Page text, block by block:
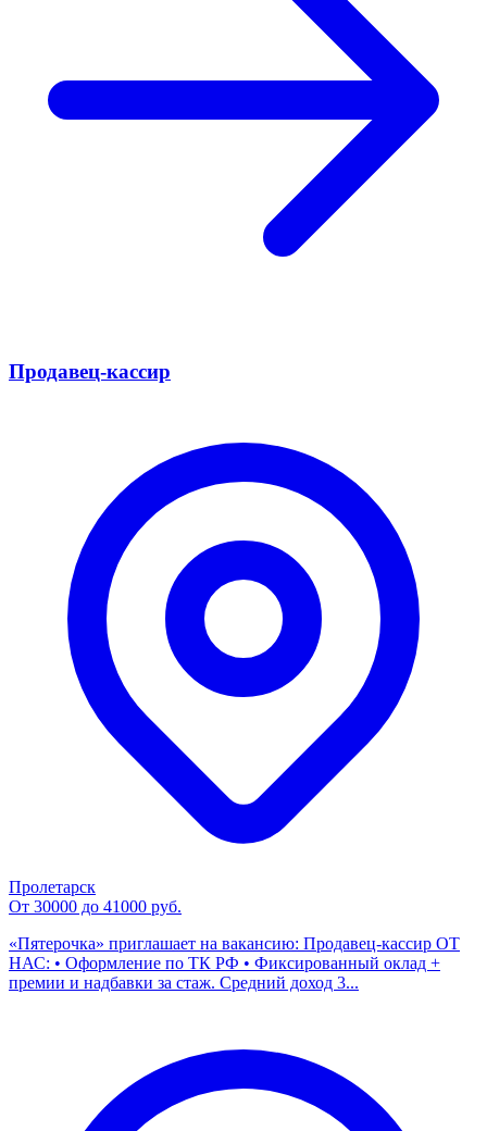
Продавец-кассир
Пролетарск
От 30000 до 41000 руб.
«Пятерочка» приглашает на вакансию: Продавец-кассир ОТ
НАС: • Оформление по ТК РФ • Фиксированный оклад +
премии и надбавки за стаж. Средний доход 3...